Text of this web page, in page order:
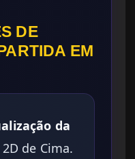
DE
EM
da
de Cima.